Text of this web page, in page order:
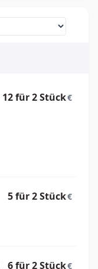
12 für 2 Stück€
5 für 2 Stück€
6 für 2 Stück€